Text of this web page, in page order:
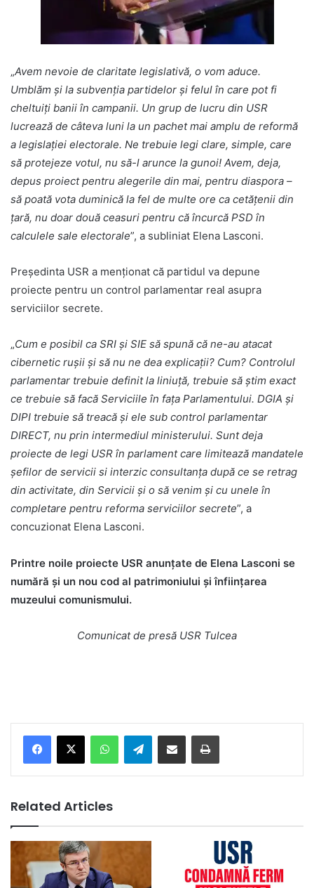
„Avem nevoie de claritate legislativă, o vom aduce.
Umblăm și la subvenția partidelor și felul în care pot fi
cheltuiți banii în campanii. Un grup de lucru din USR
lucrează de câteva luni la un pachet mai amplu de reformă
a legislației electorale. Ne trebuie legi clare, simple, care
să protejeze votul, nu să-l arunce la gunoi! Avem, deja,
depus proiect pentru alegerile din mai, pentru diaspora –
să poată vota duminică la fel de multe ore ca cetățenii din
țară, nu doar două ceasuri pentru că încurcă PSD în
calculele sale electorale”, a subliniat Elena Lasconi.
Președinta USR a menționat că partidul va depune
proiecte pentru un control parlamentar real asupra
serviciilor secrete.
„Cum e posibil ca SRI și SIE să spună că ne-au atacat
cibernetic rușii și să nu ne dea explicații? Cum? Controlul
parlamentar trebuie definit la liniuță, trebuie să știm exact
ce trebuie să facă Serviciile în fața Parlamentului. DGIA și
DIPI trebuie să treacă și ele sub control parlamentar
DIRECT, nu prin intermediul ministerului. Sunt deja
proiecte de legi USR în parlament care limitează mandatele
șefilor de servicii si interzic consultanța după ce se retrag
din activitate, din Servicii și o să venim și cu unele în
completare pentru reforma serviciilor secrete”, a
concuzionat Elena Lasconi.
Printre noile proiecte USR anunțate de Elena Lasconi se
numără și un nou cod al patrimoniului și înființarea
muzeului comunismului.
Comunicat de presă USR Tulcea
Telegram
Related Articles